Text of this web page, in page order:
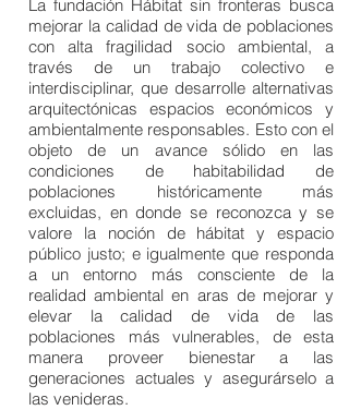
La fundación Hábitat sin fronteras busca
mejorar la calidad de vida de poblaciones
con alta fragilidad socio ambiental, a
través de un trabajo colectivo e
interdisciplinar, que desarrolle alternativas
arquitectónicas espacios económicos y
ambientalmente responsables. Esto con el
objeto de un avance sólido en las
condiciones de habitabilidad de
poblaciones históricamente más
excluidas, en donde se reconozca y se
valore la noción de hábitat y espacio
público justo; e igualmente que responda
a un entorno más consciente de la
realidad ambiental en aras de mejorar y
elevar la calidad de vida de las
poblaciones más vulnerables, de esta
manera proveer bienestar a las
generaciones actuales y asegurárselo a
las venideras.